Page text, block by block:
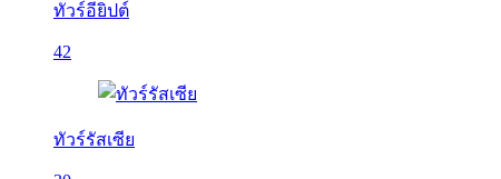
ทัวร์อียิปต์
42
ทัวร์รัสเซีย